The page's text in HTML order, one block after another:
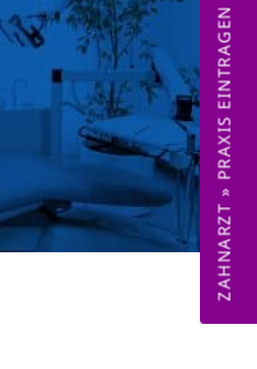
ZAHNARZT » PRAXIS EINTRAGEN